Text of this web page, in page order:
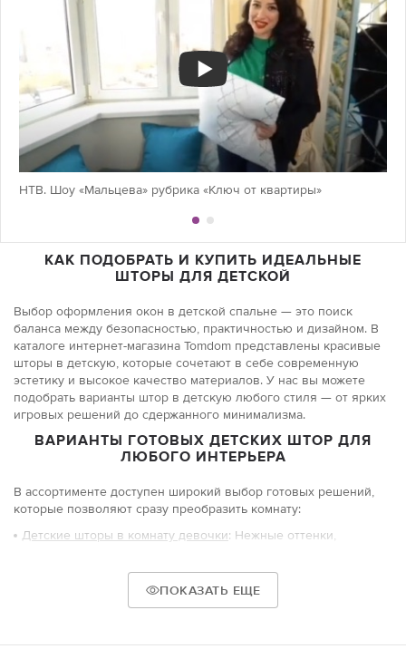
НТВ. Шоу «Мальцева» рубрика «Ключ от квартиры»
КАК ПОДОБРАТЬ И КУПИТЬ ИДЕАЛЬНЫЕ
ШТОРЫ ДЛЯ ДЕТСКОЙ
Выбор оформления окон в детской спальне — это поиск
баланса между безопасностью, практичностью и дизайном. В
каталоге интернет-магазина Tomdom представлены красивые
шторы в детскую, которые сочетают в себе современную
эстетику и высокое качество материалов. У нас вы можете
подобрать варианты штор в детскую любого стиля — от ярких
игровых решений до сдержанного минимализма.
ВАРИАНТЫ ГОТОВЫХ ДЕТСКИХ ШТОР ДЛЯ
ЛЮБОГО ИНТЕРЬЕРА
В ассортименте доступен широкий выбор готовых решений,
которые позволяют сразу преобразить комнату:
Детские шторы в комнату девочки: Нежные оттенки,
сказочной атмосферы.
Шторы в детскую комнату мальчика: Тематические рисунки с
техникой, космосом или супергероями в классических
ПОКАЗАТЬ ЕЩЕ